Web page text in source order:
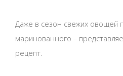
Даже в сезон свежих овощей
маринованного –
рецепт.